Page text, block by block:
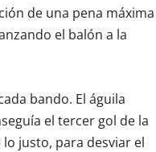
de una pena máxima
el balón a la
bando. El águila
el tercer gol de la
justo, para desviar el